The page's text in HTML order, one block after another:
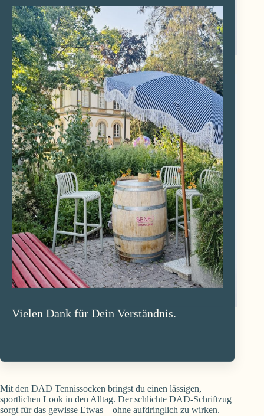
Vielen Dank für Dein Verständnis.
CHF
Mit den DAD Tennissocken bringst du einen lässigen,
sportlichen Look in den Alltag. Der schlichte DAD-Schriftzug
sorgt für das gewisse Etwas – ohne aufdringlich zu wirken.